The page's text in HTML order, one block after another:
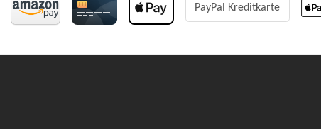
PayPal Kreditkarte